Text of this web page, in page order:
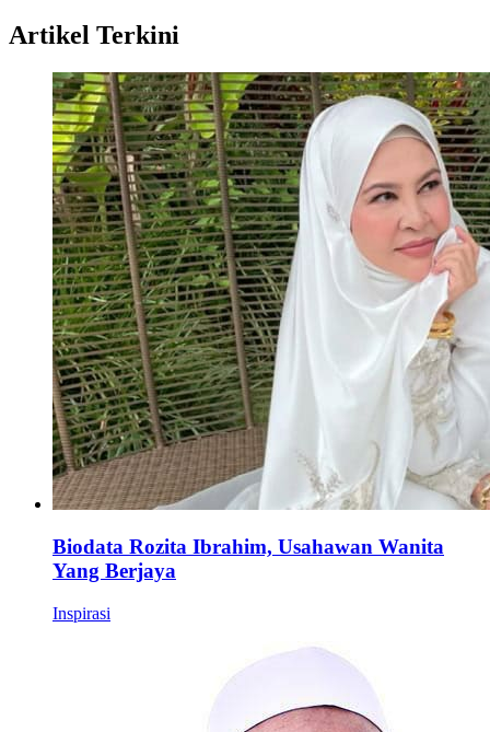
Artikel Terkini
Biodata Rozita Ibrahim, Usahawan Wanita
Yang Berjaya
Inspirasi